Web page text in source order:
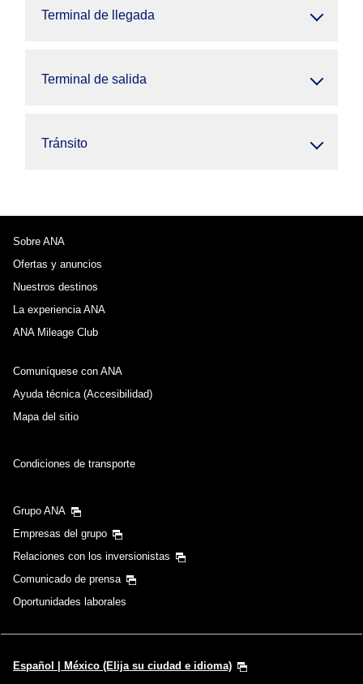
Terminal de llegada
Terminal de salida
Tránsito
Sobre ANA
Ofertas y anuncios
Nuestros destinos
La experiencia ANA
ANA Mileage Club
Comuníquese con ANA
Ayuda técnica (Accesibilidad)
Mapa del sitio
Condiciones de transporte
Grupo ANA
Empresas del grupo
Relaciones con los inversionistas
Comunicado de prensa
Oportunidades laborales
Español | México (Elija su ciudad e idioma)